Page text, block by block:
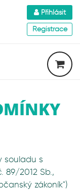
Přihlásit
Registrace
souladu s
89/2012 Sb.,
zákoník")